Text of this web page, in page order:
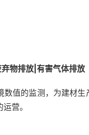
物排放|有害气体排放
数值的监测，为建材
营。